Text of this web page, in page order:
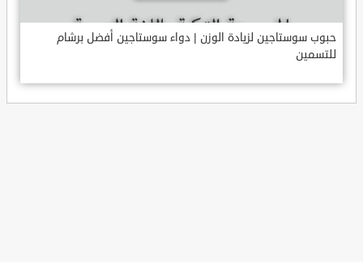
حبوب سوستاجين لزيادة الوزن | دواء سوستاجين أفضل برشام
للتسمين